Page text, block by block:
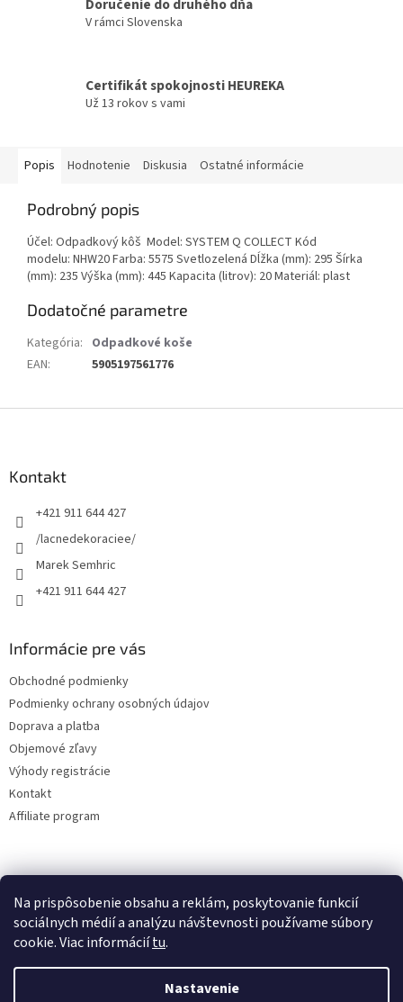
Na prispôsobenie obsahu a reklám, poskytovanie funkcií
sociálnych médií a analýzu návštevnosti používame súbory
cookie. Viac informáciítu.
Nastavenie
Doručenie do druhého dňa
V rámci Slovenska
Certifikát spokojnosti HEUREKA
Už 13 rokov s vami
Popis Hodnotenie Diskusia Ostatné informácie
Podrobný popis
Účel: Odpadkový kôš Model: SYSTEM Q COLLECT Kód
modelu: NHW20 Farba: 5575 Svetlozelená Dĺžka (mm): 295 Šírka
(mm): 235 Výška (mm): 445 Kapacita (litrov): 20 Materiál: plast
Dodatočné parametre
Kategória: Odpadkové koše
EAN: 5905197561776
Kontakt
+421 911 644 427
/lacnedekoraciee/
Marek Semhric
+421 911 644 427
Informácie pre vás
Obchodné podmienky
Podmienky ochrany osobných údajov
Doprava a platba
Objemové zľavy
Výhody registrácie
Kontakt
Affiliate program